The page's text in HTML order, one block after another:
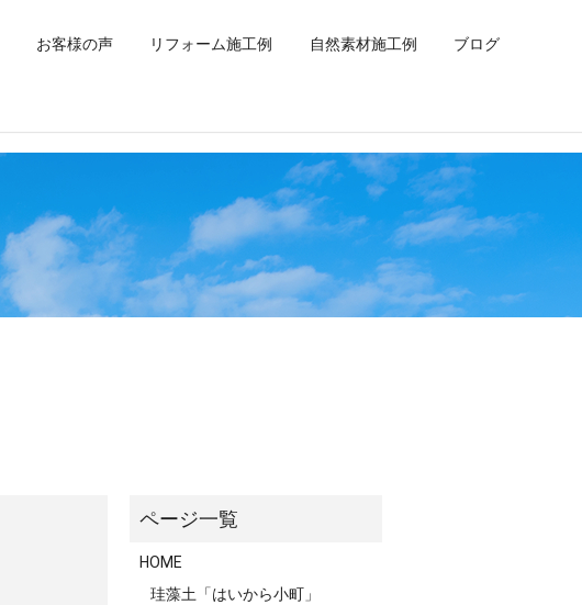
お客様の声 リフォーム施工例 自然素材施工例 ブログ
HOME
珪藻土「はいから小町」